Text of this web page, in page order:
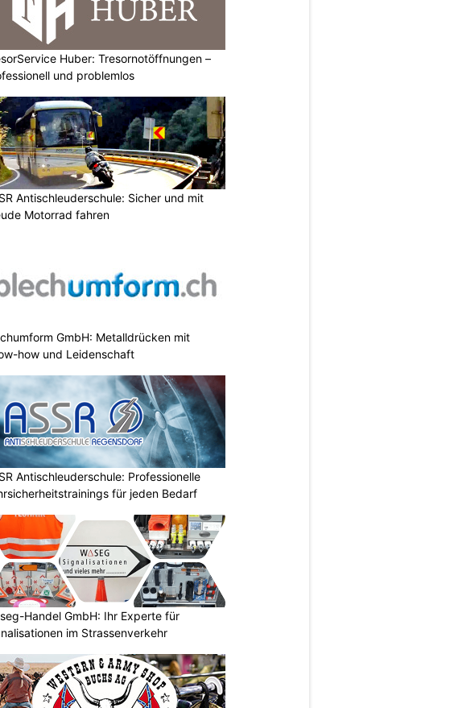
Huber: Tresornotöffnungen –
und problemlos
Antischleuderschule: Sicher und mit
Motorrad fahren
GmbH: Metalldrücken mit
how und Leidenschaft
Antischleuderschule: Professionelle
für jeden Bedarf
Handel GmbH: Ihr Experte für
im Strassenverkehr